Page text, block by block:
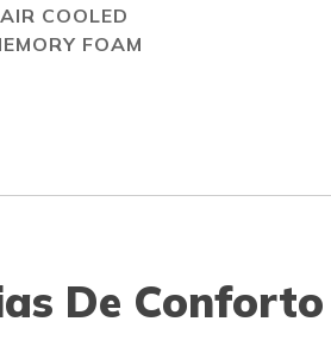
AIR COOLED
FOAM
De Conforto